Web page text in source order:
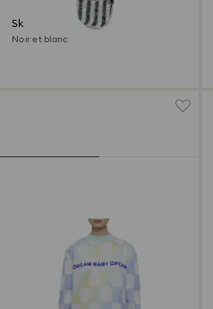
Skateboard Golden Goose
Noir et blanc